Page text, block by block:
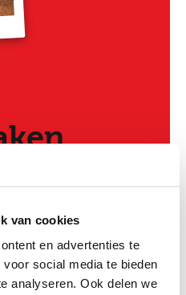
van cookies
en advertenties te
social media te bieden
analyseren. Ook delen we
je vraag